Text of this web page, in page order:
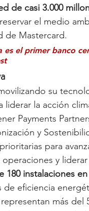
de casi 3.000
el medio
de Mastercard.
es el primer banco
su
liderar la acción
Payments
y
para
y
180 instalaciones
de eficiencia
más